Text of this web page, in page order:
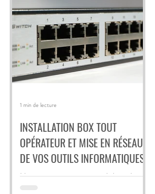
INSTALLATION BOX TOUT
OPÉRATEUR ET MISE EN RÉSEAU
DE VOS OUTILS INFORMATIQUES
Nous intervenons sur site ou à domicile pour
1 min de lecture